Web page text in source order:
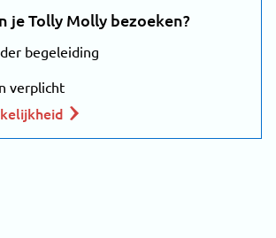
je Tolly Molly bezoeken?
begeleiding
verplicht